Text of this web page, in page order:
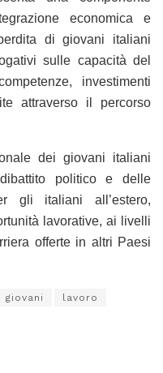
economica e
di giovani italiani
sulle capacità del
investimenti
attraverso il percorso
dei giovani italiani
politico e delle
gli italiani all’estero,
lavorative, ai livelli
offerte in altri Paesi
giovani lavoro